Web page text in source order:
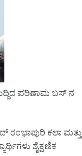
ಪರಿಣಾಮ ಬಸ್ ನ
ಕಲಾ ಮತ್ತು
ಶೈಕ್ಷಣಿಕ